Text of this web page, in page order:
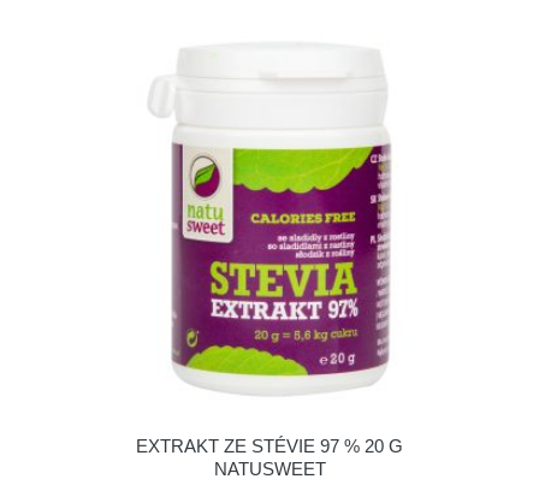
EXTRAKT ZE STÉVIE 97 % 20 G
NATUSWEET